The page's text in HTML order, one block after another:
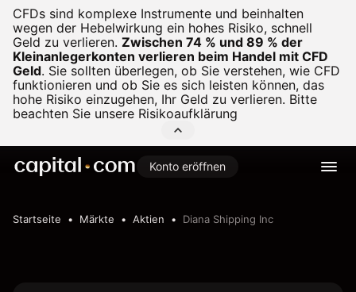
CFDs sind komplexe Instrumente und beinhalten
wegen der Hebelwirkung ein hohes Risiko, schnell
Geld zu verlieren. Zwischen 74 % und 89 % der
Kleinanlegerkonten verlieren beim Handel mit CFD
Geld. Sie sollten überlegen, ob Sie verstehen, wie CFD
funktionieren und ob Sie es sich leisten können, das
hohe Risiko einzugehen, Ihr Geld zu verlieren. Bitte
beachten Sie unsere Risikoaufklärung
Konto eröffnen
Startseite Märkte Aktien Diana Shipping Inc